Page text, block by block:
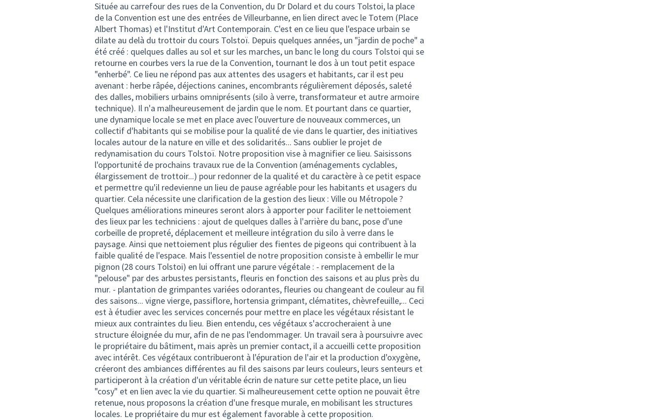
Située au carrefour des rues de la Convention, du Dr Dolard et du cours Tolstoi, la place
de la Convention est une des entrées de Villeurbanne, en lien direct avec le Totem (Place
Albert Thomas) et l'Institut d'Art Contemporain. C'est en ce lieu que l'espace urbain se
dilate au delà du trottoir du cours Tolstoï. Depuis quelques années, un "jardin de poche" a
été créé : quelques dalles au sol et sur les marches, un banc le long du cours Tolstoi qui se
retourne en courbes vers la rue de la Convention, tournant le dos à un tout petit espace
"enherbé". Ce lieu ne répond pas aux attentes des usagers et habitants, car il est peu
avenant : herbe râpée, déjections canines, encombrants régulièrement déposés, saleté
des dalles, mobiliers urbains omniprésents (silo à verre, transformateur et autre armoire
technique). Il n'a malheureusement de jardin que le nom. Et pourtant dans ce quartier,
une dynamique locale se met en place avec l'ouverture de nouveaux commerces, un
collectif d'habitants qui se mobilise pour la qualité de vie dans le quartier, des initiatives
locales autour de la nature en ville et des solidarités... Sans oublier le projet de
redynamisation du cours Tolstoï. Notre proposition vise à magnifier ce lieu. Saisissons
l'opportunité de prochains travaux rue de la Convention (aménagements cyclables,
élargissement de trottoir...) pour redonner de la qualité et du caractère à ce petit espace
et permettre qu'il redevienne un lieu de pause agréable pour les habitants et usagers du
quartier. Cela nécessite une clarification de la gestion des lieux : Ville ou Métropole ?
Quelques améliorations mineures seront alors à apporter pour faciliter le nettoiement
des lieux par les techniciens : ajout de quelques dalles à l'arrière du banc, pose d'une
corbeille de propreté, déplacement et meilleure intégration du silo à verre dans le
paysage. Ainsi que nettoiement plus régulier des fientes de pigeons qui contribuent à la
faible qualité de l'espace. Mais l'essentiel de notre proposition consiste à embellir le mur
pignon (28 cours Tolstoi) en lui offrant une parure végétale : - remplacement de la
"pelouse" par des arbustes persistants, fleuris en fonction des saisons et au plus près du
mur. - plantation de grimpantes variées odorantes, fleuries ou changeant de couleur au fil
des saisons... vigne vierge, passiflore, hortensia grimpant, clématites, chèvrefeuille,... Ceci
est à étudier avec les services concernés pour mettre en place les végétaux résistant le
mieux aux contraintes du lieu. Bien entendu, ces végétaux s'accrocheraient à une
structure éloignée du mur, afin de ne pas l'endommager. Un travail sera à poursuivre avec
le propriétaire du bâtiment, mais après un premier contact, il a accueilli cette proposition
avec intérêt. Ces végétaux contribueront à l'épuration de l'air et la production d'oxygène,
créeront des ambiances différentes au fil des saisons par leurs couleurs, leurs senteurs et
participeront à la création d'un véritable écrin de nature sur cette petite place, un lieu
"cosy" et en lien avec la vie du quartier. Si malheureusement cette option ne pouvait être
retenue, nous proposons la création d'une fresque murale, en mobilisant les structures
locales. Le propriétaire du mur est également favorable à cette proposition.